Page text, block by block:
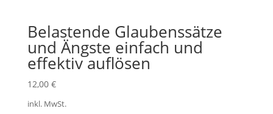
Belastende Glaubenssätze
und Ängste einfach und
effektiv auflösen
12,00 €
inkl. MwSt.